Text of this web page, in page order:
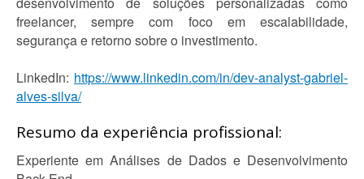
freelancer, sempre com foco em escalabilidade,
segurança e retorno sobre o investimento.
LinkedIn: https://www.linkedin.com/in/dev-analyst-gabriel-
alves-silva/
Resumo da experiência profissional:
Experiente em Análises de Dados e Desenvolvimento